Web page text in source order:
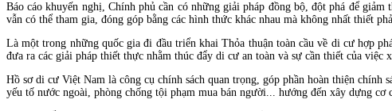
Báo cáo khuyến nghị, Chính phủ cần có những giải pháp đồng bộ, đột phá để
vẫn có thể tham gia, đóng góp bằng các hình thức khác nhau mà không nhất thiết
Là một trong những quốc gia đi đầu triển khai Thỏa thuận toàn cầu về di cư hợp
đưa ra các giải pháp thiết thực nhằm thúc đẩy di cư an toàn và sự cần thiết của
Hồ sơ di cư Việt Nam là công cụ chính sách quan trọng, góp phần hoàn thiện
yếu tố nước ngoài, phòng chống tội phạm mua bán người... hướng đến xây dựng